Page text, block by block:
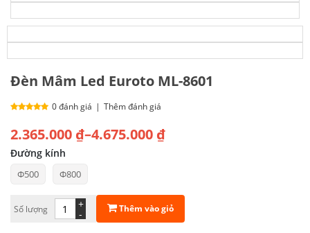
Đèn Mâm Led Euroto ML-8601
0 đánh giá | Thêm đánh giá
2.365.000 ₫–4.675.000 ₫
Khoảng
giá:
từ
2.365.000 ₫
Đường kính
Φ500 Φ800
Số lượng -
+ Thêm vào giỏ